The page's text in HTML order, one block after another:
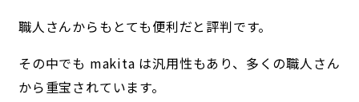
職人さんからもとても便利だと評判です。
その中でも makita は汎用性もあり、多くの職人さん
から重宝されています。